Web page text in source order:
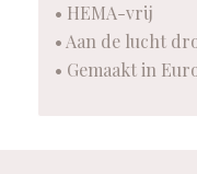
• HEMA-vrij
• Aan de lucht
• Gemaakt in